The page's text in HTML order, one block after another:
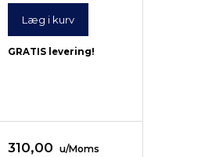
Læg i kurv
GRATIS levering!
310,00 u/Moms